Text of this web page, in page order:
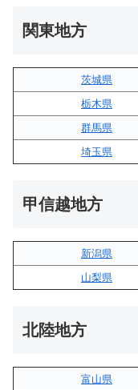
関東地方
茨城県
栃木県
群馬県
埼玉県
甲信越地方
新潟県
山梨県
北陸地方
富山県